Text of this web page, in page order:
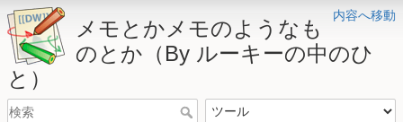
内容へ移動
メモとかメモのようなも
のとか（By ルーキーの中のひ
と）